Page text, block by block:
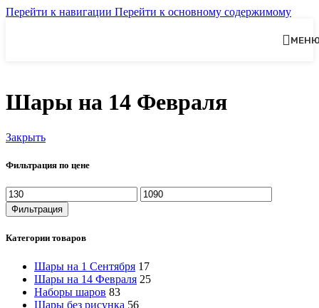
Перейти к навигации Перейти к основному содержимому
Шары на 14 Февраля
Закрыть
Фильтрация по цене
Фильтрация
Категории товаров
Шары на 1 Сентября 17
Шары на 14 Февраля 25
Наборы шаров 83
Шары без рисунка 56